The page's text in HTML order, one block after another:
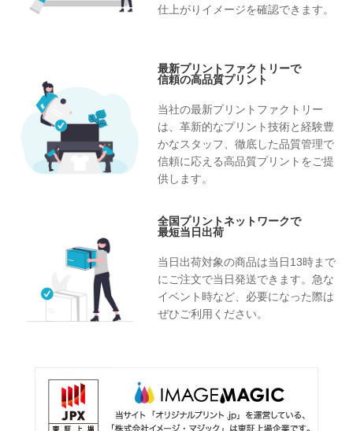
仕上がりイメージを確認できます。
最新プリントファクトリーで
信頼の高品質プリント
当社の最新プリントファクトリー
は、革新的なプリント技術と経験豊
かなスタッフ、徹底した品質管理で
信頼に応える高品質プリントをご提
供します。
全国プリントネットワークで
最短当日出荷
当日出荷対象の商品は当日13時まで
にご注文で当日発送できます。急な
イベント時など、必要になった際は
ぜひご利用ください。